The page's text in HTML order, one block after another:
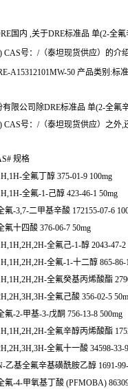
国内 ,关于DRE标准品 单(2-全
CAS号：/（泰坦现货供应）的介
A15312101MW-50 产品类别:标
限公司除DRE标准品 单(2-全氟
CAS号：/（泰坦现货供应）之外
规格
全氟丁醇 375-01-9 100mg
全氟-1-己醇 423-46-1 50mg
氟-3,7-二甲基辛酸 172155-07-6
氟十四酸 376-06-7 50mg
全氟己-1-醇 2043-47-2
全氟-1-十二醇 865-86-
全氟癸基丙烯酸酯
全氟己酸 356-02-5
氟-2-甲基-3-戊酮 756-13-8 500mg
全氟辛醇丙烯酸酯
全氟十一酸 34598-33-
乙基全氟辛基磺酰胺乙醇 1691-
氟-4-甲氧基丁酸 (PFMOBA)